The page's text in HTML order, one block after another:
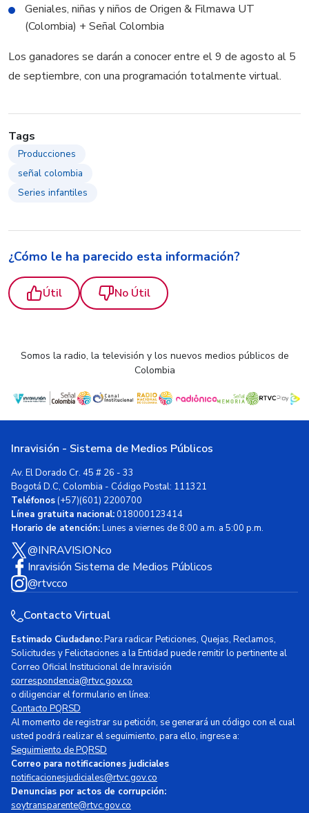
Geniales, niñas y niños de Origen & Filmawa UT
(Colombia) + Señal Colombia
Los ganadores se darán a conocer entre el 9 de agosto al 5
de septiembre, con una programación totalmente virtual.
Tags
Producciones
señal colombia
Series infantiles
¿Cómo le ha parecido esta información?
Útil No Útil
Somos la radio, la televisión y los nuevos medios públicos de
Colombia
Inravisión - Sistema de Medios Públicos
Av. El Dorado Cr. 45 # 26 - 33
Bogotá D.C, Colombia - Código Postal: 111321
Teléfonos(+57)(601) 2200700
Línea gratuita nacional:018000123414
Horario de atención:Lunes a viernes de 8:00 a.m. a 5:00 p.m.
@INRAVISIONco
Inravisión Sistema de Medios Públicos
@rtvcco
Contacto Virtual
Estimado Ciudadano:Para radicar Peticiones, Quejas, Reclamos,
Solicitudes y Felicitaciones a la Entidad puede remitir lo pertinente al
Correo Oficial Institucional de Inravisión
correspondencia@rtvc.gov.co
o diligenciar el formulario en línea:
Contacto PQRSD
Al momento de registrar su petición, se generará un código con el cual
usted podrá realizar el seguimiento, para ello, ingrese a:
Seguimiento de PQRSD
Correo para notificaciones judiciales
notificacionesjudiciales@rtvc.gov.co
Denuncias por actos de corrupción:
soytransparente@rtvc.gov.co